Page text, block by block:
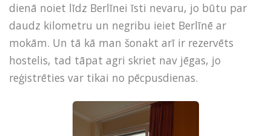
dienā noiet līdz Berlīnei īsti nevaru, jo būtu par
daudz kilometru un negribu ieiet Berlīnē ar
mokām. Un tā kā man šonakt arī ir rezervēts
hostelis, tad tāpat agri skriet nav jēgas, jo
reģistrēties var tikai no pēcpusdienas.